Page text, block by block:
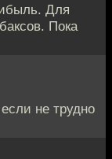
Для
Пока
не трудно